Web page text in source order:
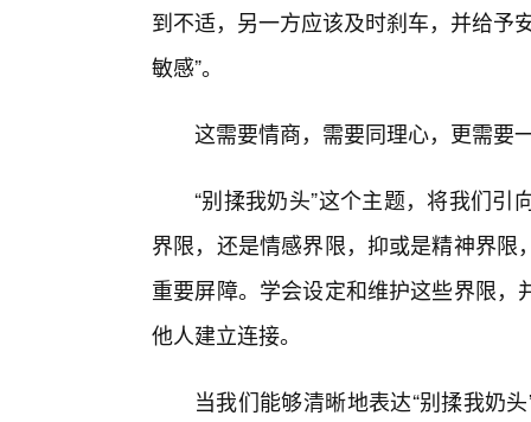
到不适，另一方应该及时刹车，并给予
敏感”。
这需要情商，需要同理心，更需要
“别揉我奶头”这个主题，将我们
界限，还是情感界限，抑或是精神界
重要屏障。学会设定和维护这些界限
他人建立连接。
当我们能够清晰地表达“别揉我奶